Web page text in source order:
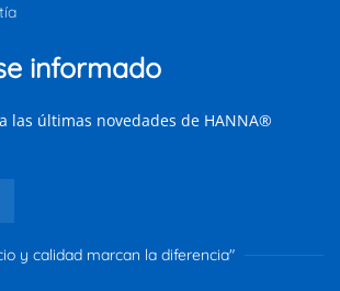
informado
las últimas novedades de HANNA®
y calidad marcan la diferencia"